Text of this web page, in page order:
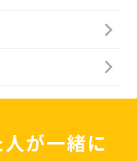
人が一緒に